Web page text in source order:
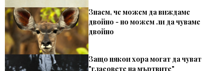
Знаем, че можем да виждаме
двойно - но можем ли да чуваме
двойно
Защо някои хора могат да чуват
"гласовете на мъртвите"